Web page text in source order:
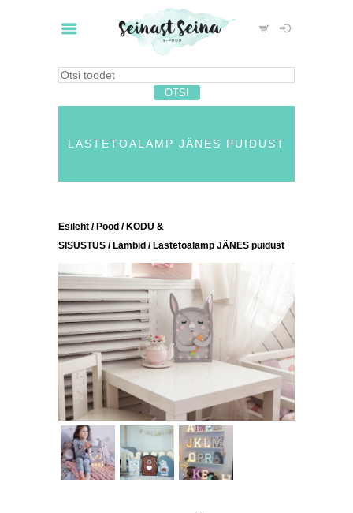
LASTETOALAMP JÄNES PUIDUST
Esileht / Pood / KODU &
SISUSTUS / Lambid / Lastetoalamp JÄNES puidust